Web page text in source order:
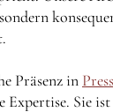
Präsenz in
Expertise. Sie